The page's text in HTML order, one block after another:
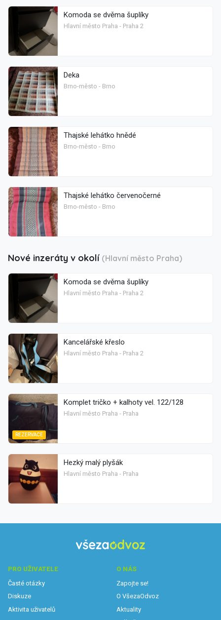
Komoda se dvěma šuplíky
Hlavní město Praha - Praha 2
Deka
Brno-město - Brno
Thajské lehátko hnědé
Brno-město - Brno
Thajské lehátko červenočerné
Brno-město - Brno
Nové inzeráty v okolí (Hlavní město Praha)
Komoda se dvěma šuplíky
Hlavní město Praha - Praha 2
Kancelářské křeslo
Hlavní město Praha - Praha 2
REZERVACE
Komplet tričko + kalhoty vel. 122/128
Hlavní město Praha - Praha
Hezký malý plyšák
Hlavní město Praha - Praha
PRO UŽIVATELE
Časté otázky
Diskuze
Aktivita uživatelů
O NÁS
Zapojte se!
O VšezaOdvoz
Aktuality